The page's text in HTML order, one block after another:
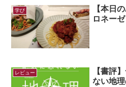
学び
【本日
ロネー
レビュー
【書評
ない地